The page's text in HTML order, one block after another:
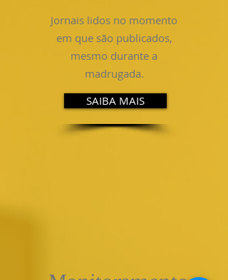
Jornais lidos no momento
em que são publicados,
mesmo durante a
madrugada.
SAIBA MAIS